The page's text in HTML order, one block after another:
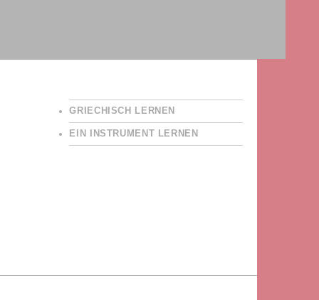
GRIECHISCH LERNEN
EIN INSTRUMENT LERNEN